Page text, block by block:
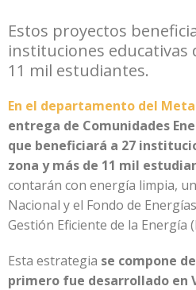
Estos proyectos
instituciones educativas
11 mil estudiantes.
En el departamento del Meta
entrega de Comunidades
que beneficiará a 27
zona y más de 11 mil
contarán con energía limpia,
Nacional y el Fondo de
Gestión Eficiente de la Energía
Esta estrategia se compone
primero fue desarrollado en